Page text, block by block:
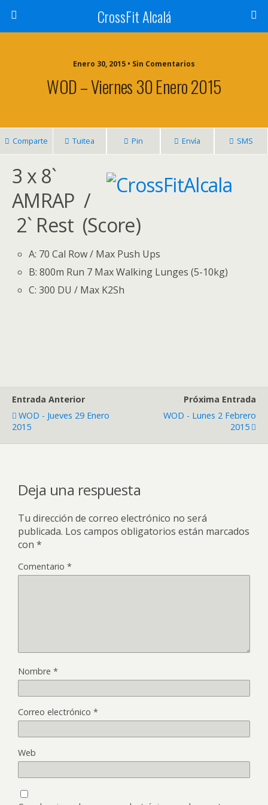
CrossFit Alcalá
Enero 30, 2015 • Sin Comentarios
WOD – Viernes 30 Enero 2015
Comparte Tuitea Pin Envía SMS
3 x 8`
AMRAP /
2` Rest (Score)
A: 70 Cal Row / Max Push Ups
B: 800m Run 7 Max Walking Lunges (5-10kg)
C: 300 DU / Max K2Sh
Entrada Anterior
WOD - Jueves 29 Enero
2015
Próxima Entrada
WOD - Lunes 2 Febrero
2015
Deja una respuesta
Tu dirección de correo electrónico no será
publicada. Los campos obligatorios están marcados
con *
Comentario *
Nombre *
Correo electrónico *
Web